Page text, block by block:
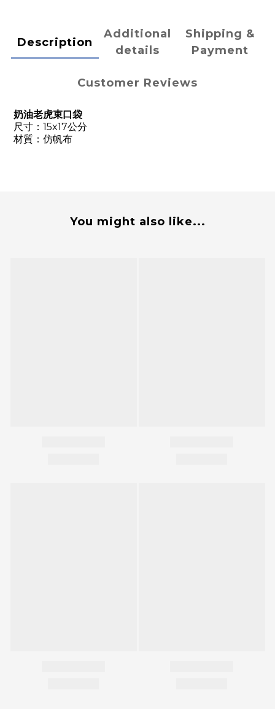
Description
Additional
details
Shipping &
Payment
Customer Reviews
奶油老虎束口袋
尺寸：15x17公分
材質：仿帆布
You might also like...